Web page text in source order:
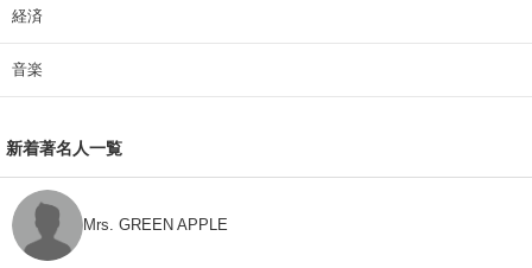
経済
音楽
新着著名人一覧
Mrs. GREEN APPLE